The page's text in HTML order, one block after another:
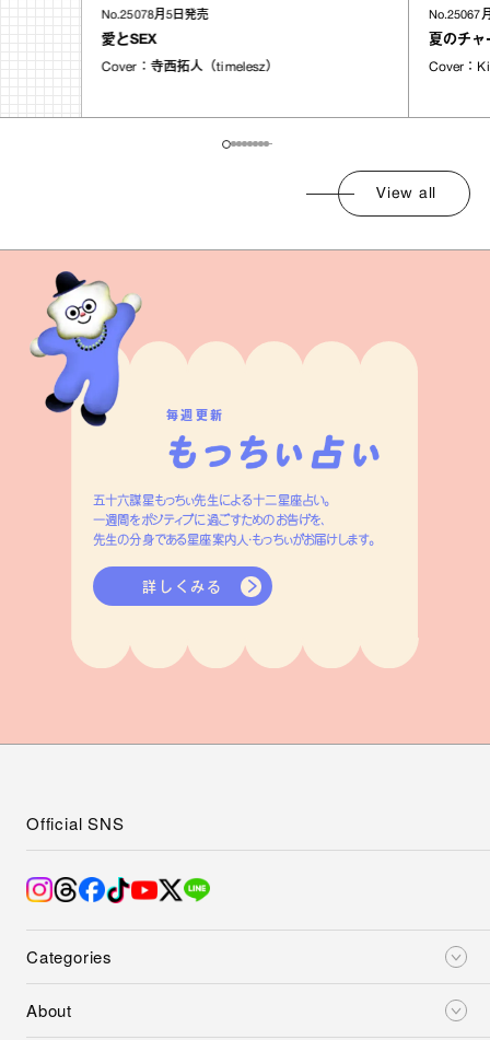
No.25078月5日発売
愛とSEX
Cover：寺西拓人（timelesz）
No.25067
夏のチャ
Cover：
View all
毎週更新
五十六謀星もっちぃ先生による十二星座占い。
一週間をポジティブに過ごすためのお告げを、
先生の分身である星座案内人・もっちぃがお届けします。
詳しくみる
Categories
About
Official SNS